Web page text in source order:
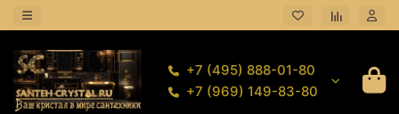
+7 (495) 888-01-80
+7 (969) 149-83-80